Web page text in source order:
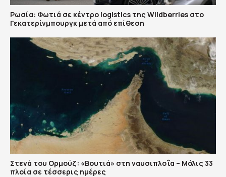
Ρωσία: Φωτιά σε κέντρο logistics της Wildberries στο
Γεκατερίνμπουργκ μετά από επίθεση
Στενά του Ορμούζ: «Βουτιά» στη ναυσιπλοΐα – Μόλις 33
πλοία σε τέσσερις ημέρες